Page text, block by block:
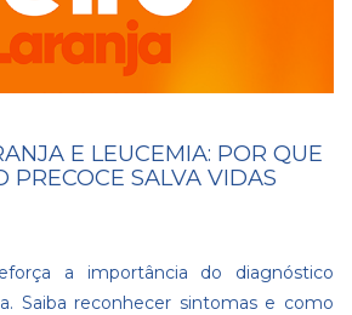
E LEUCEMIA: POR QUE
PRECOCE SALVA VIDAS
a importância do diagnóstico
Saiba reconhecer sintomas e como